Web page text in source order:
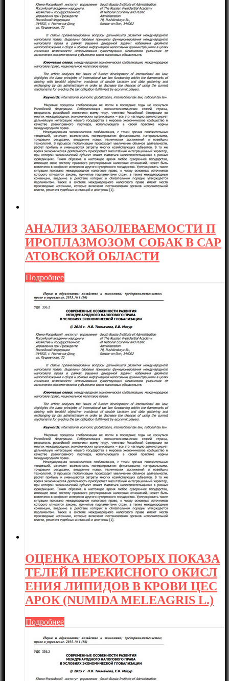
АНАЛИЗ ЗАБОЛЕВАЕМОСТИ П
ИРОПЛАЗМОЗОМ СОБАК В САР
АТОВСКОЙ ОБЛАСТИ
Подробнее
ОЦЕНКА НЕКОТОРЫХ ПОКАЗА
ТЕЛЕЙ ПЕРЕКИСНОГО ОКИСЛ
ЕНИЯ ЛИПИДОВ В КРОВИ ЦЕС
АРОК (NUMIDA MELEAGRIS L.)
Подробнее